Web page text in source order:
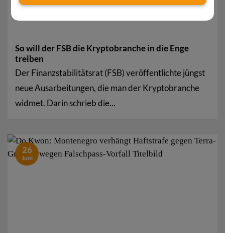
So will der FSB die Kryptobranche in die Enge
treiben
Der Finanzstabilitätsrat (FSB) veröffentlichte jüngst
neue Ausarbeitungen, die man der Kryptobranche
widmet. Darin schrieb die...
26
Juni